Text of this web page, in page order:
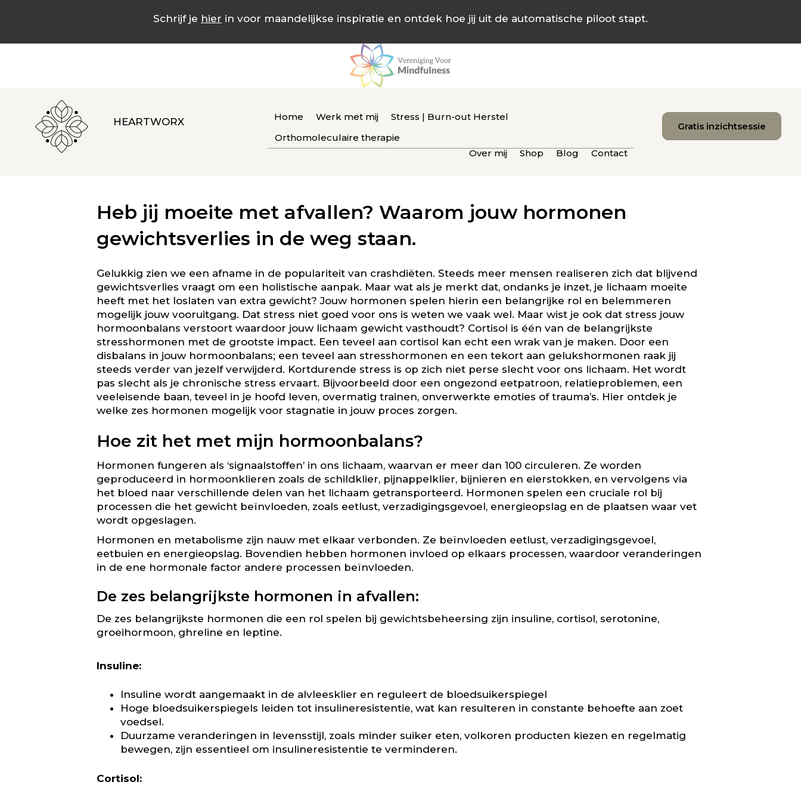
Schrijf je hier in voor maandelijkse inspiratie en ontdek hoe jij uit de automatische piloot stapt.
HEARTWORX Home Werk met mij
Stress | Burn-out Herstel
Orthomoleculaire therapie
Over mij
Shop Blog Contact
Gratis inzichtsessie
Heb jij moeite met afvallen? Waarom jouw hormonen
gewichtsverlies in de weg staan.
Gelukkig zien we een afname in de populariteit van crashdiëten. Steeds meer mensen realiseren zich dat blijvend
gewichtsverlies vraagt om een holistische aanpak. Maar wat als je merkt dat, ondanks je inzet, je lichaam moeite
heeft met het loslaten van extra gewicht? Jouw hormonen spelen hierin een belangrijke rol en belemmeren
mogelijk jouw vooruitgang. Dat stress niet goed voor ons is weten we vaak wel. Maar wist je ook dat stress jouw
hormoonbalans verstoort waardoor jouw lichaam gewicht vasthoudt? Cortisol is één van de belangrijkste
stresshormonen met de grootste impact. Een teveel aan cortisol kan echt een wrak van je maken. Door een
disbalans in jouw hormoonbalans; een teveel aan stresshormonen en een tekort aan gelukshormonen raak jij
steeds verder van jezelf verwijderd. Kortdurende stress is op zich niet perse slecht voor ons lichaam. Het wordt
pas slecht als je chronische stress ervaart. Bijvoorbeeld door een ongezond eetpatroon, relatieproblemen, een
veeleisende baan, teveel in je hoofd leven, overmatig trainen, onverwerkte emoties of trauma’s. Hier ontdek je
welke zes hormonen mogelijk voor stagnatie in jouw proces zorgen.
Hoe zit het met mijn hormoonbalans?
Hormonen fungeren als ‘signaalstoffen’ in ons lichaam, waarvan er meer dan 100 circuleren. Ze worden
geproduceerd in hormoonklieren zoals de schildklier, pijnappelklier, bijnieren en eierstokken, en vervolgens via
het bloed naar verschillende delen van het lichaam getransporteerd. Hormonen spelen een cruciale rol bij
processen die het gewicht beïnvloeden, zoals eetlust, verzadigingsgevoel, energieopslag en de plaatsen waar vet
wordt opgeslagen.
Hormonen en metabolisme zijn nauw met elkaar verbonden. Ze beïnvloeden eetlust, verzadigingsgevoel,
eetbuien en energieopslag. Bovendien hebben hormonen invloed op elkaars processen, waardoor veranderingen
in de ene hormonale factor andere processen beïnvloeden.
De zes belangrijkste hormonen in afvallen:
De zes belangrijkste hormonen die een rol spelen bij gewichtsbeheersing zijn insuline, cortisol, serotonine,
groeihormoon, ghreline en leptine.
Insuline:
Insuline wordt aangemaakt in de alvleesklier en reguleert de bloedsuikerspiegel
Hoge bloedsuikerspiegels leiden tot insulineresistentie, wat kan resulteren in constante behoefte aan zoet
voedsel.
Duurzame veranderingen in levensstijl, zoals minder suiker eten, volkoren producten kiezen en regelmatig
bewegen, zijn essentieel om insulineresistentie te verminderen.
Cortisol: